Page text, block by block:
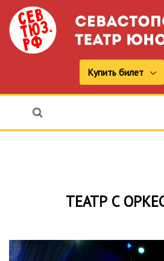
Купить билет
ТЕАТР С